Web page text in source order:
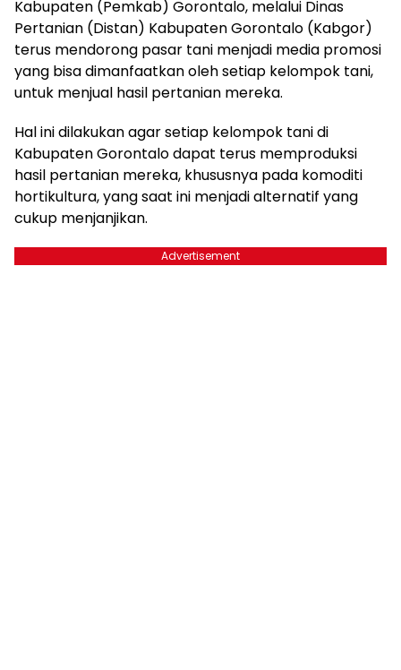
Kabupaten (Pemkab) Gorontalo, melalui Dinas
Pertanian (Distan) Kabupaten Gorontalo (Kabgor)
terus mendorong pasar tani menjadi media promosi
yang bisa dimanfaatkan oleh setiap kelompok tani,
untuk menjual hasil pertanian mereka.
Hal ini dilakukan agar setiap kelompok tani di
Kabupaten Gorontalo dapat terus memproduksi
hasil pertanian mereka, khususnya pada komoditi
hortikultura, yang saat ini menjadi alternatif yang
cukup menjanjikan.
Advertisement